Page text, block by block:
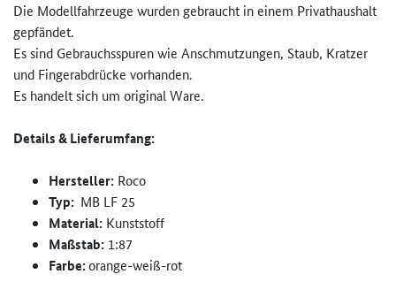
Die Modellfahrzeuge wurden gebraucht in einem Privathaushalt
gepfändet.
Es sind Gebrauchsspuren wie Anschmutzungen, Staub, Kratzer
und Fingerabdrücke vorhanden.
Es handelt sich um original Ware.
Details & Lieferumfang:
Hersteller: Roco
Typ: MB LF 25
Material: Kunststoff
Maßstab: 1:87
Farbe:orange-weiß-rot